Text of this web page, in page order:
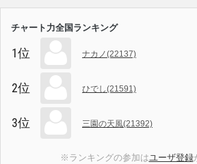
チャート力全国ランキング
1位 ナカノ(22137)
2位 ひでし(21591)
3位 三園の天風(21392)
※ランキングの参加はユーザ登録